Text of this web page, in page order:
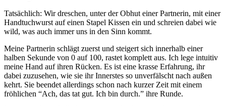
Tatsächlich: Wir dreschen, unter der Obhut einer Partnerin, mit einer
Handtuchwurst auf einen Stapel Kissen ein und schreien dabei wie
wild, was auch immer uns in den Sinn kommt.
Meine Partnerin schlägt zuerst und steigert sich innerhalb einer
halben Sekunde von 0 auf 100, rastet komplett aus. Ich lege intuitiv
meine Hand auf ihren Rücken. Es ist eine krasse Erfahrung, ihr
dabei zuzusehen, wie sie ihr Innerstes so unverfälscht nach außen
kehrt. Sie beendet allerdings schon nach kurzer Zeit mit einem
fröhlichen “Ach, das tat gut. Ich bin durch.” ihre Runde.